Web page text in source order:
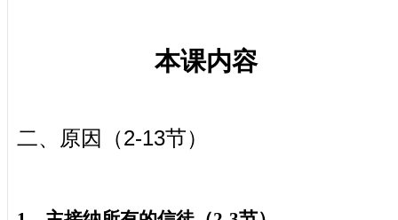
本课内容
二、原因（2-13节）